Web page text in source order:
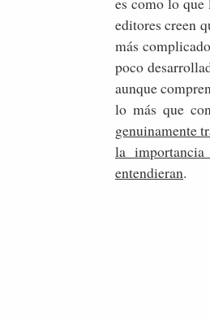
editores creen
más
poco
aunque
lo más que
genuinamente
la
entendieran.